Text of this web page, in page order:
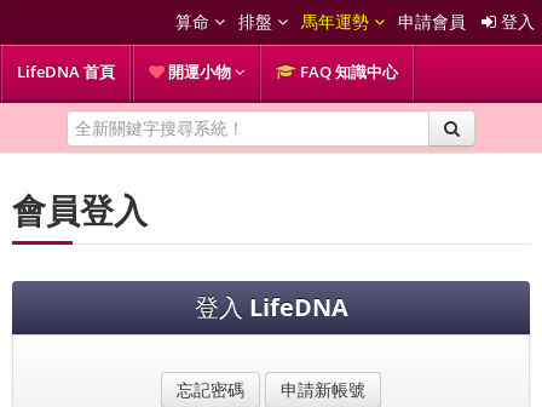
算命 排盤 馬年運勢 申請會員 登入
LifeDNA 首頁 開運小物 FAQ 知識中心
會員登入
登入 LifeDNA
忘記密碼 申請新帳號